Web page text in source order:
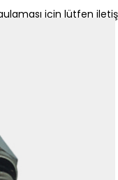
için lütfen